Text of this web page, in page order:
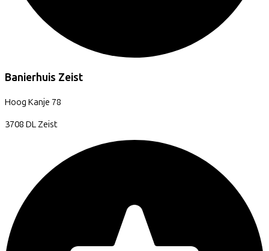
Banierhuis Zeist
Hoog Kanje 78
3708 DL Zeist